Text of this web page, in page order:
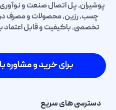
پوشیران، پل اتصال صنعت و
چسب، رزین، محصولات و مصرف
تخصصی، باکیفیت و قابل اعتماد
برای خرید و مشاوره
دسترسی های سریع